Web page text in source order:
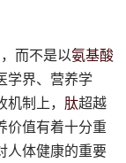
而不是以氨基酸
学界、营养学
制上， 肽超越
价值有着十分重
人体健康的重要